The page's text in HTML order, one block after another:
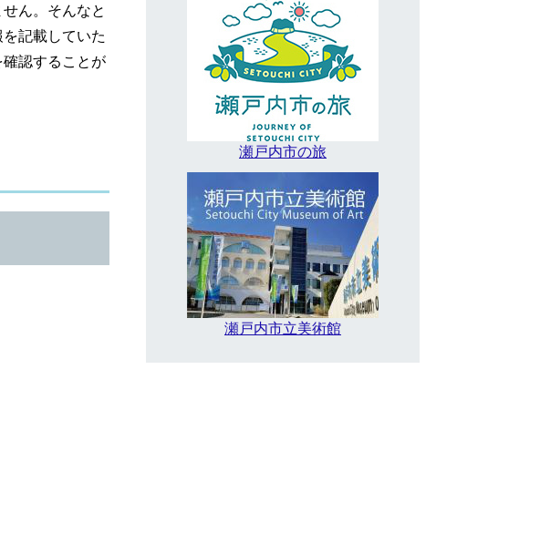
ん。そんなと
記載していた
認することが
瀬戸内市の旅
瀬戸内市立美術館